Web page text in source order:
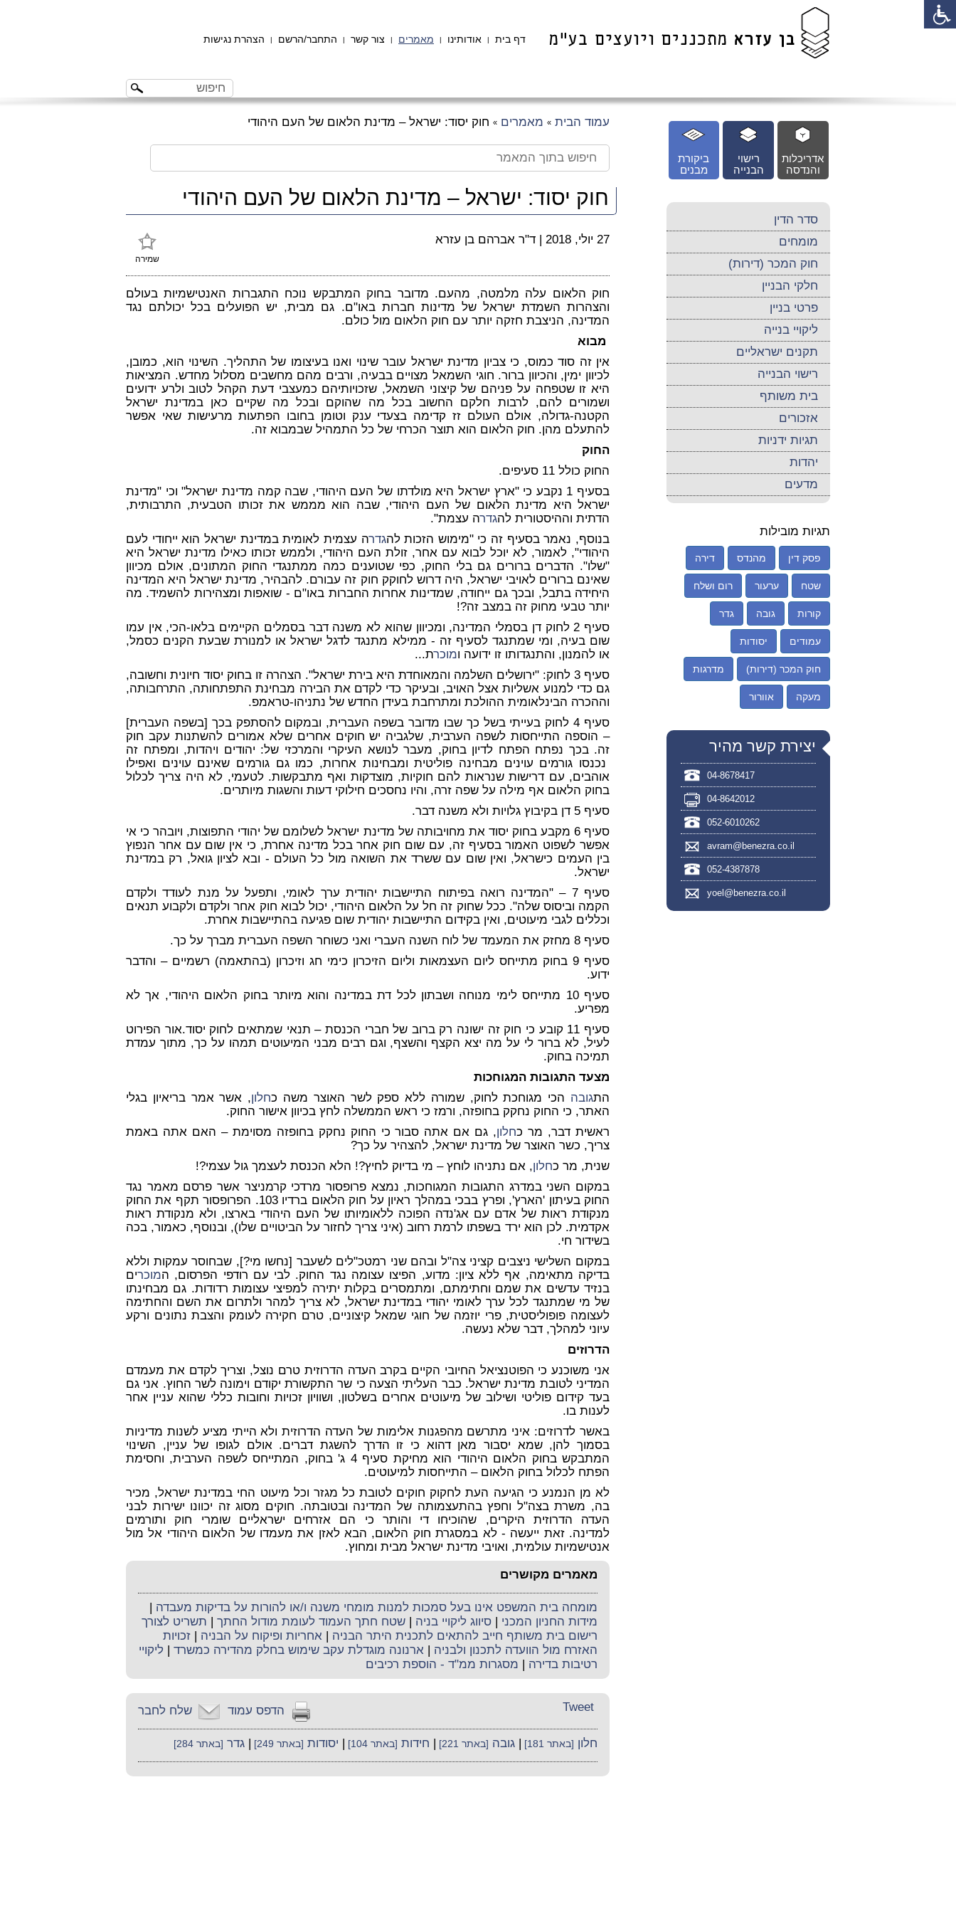
דף בית | אודותינו | מאמרים | צור קשר | התחבר/הרשם | הצהרת נגישות
עמוד הבית » מאמרים » חוק יסוד: ישראל – מדינת הלאום של העם היהודי
חוק יסוד: ישראל – מדינת הלאום של העם היהודי
שמירה
27 יולי, 2018 | ד"ר אברהם בן עזרא
חוק הלאום עלה מלמטה, מהעם. מדובר בחוק המתבקש נוכח התגברות האנטישמיות בעולם
והצהרות השמדת ישראל של מדינות חברות באו"ם. גם מבית, יש הפועלים בכל יכולתם נגד
המדינה, הניצבת חזקה יותר עם חוק הלאום מול כולם.
מבוא
אין זה סוד כמוס, כי צביון מדינת ישראל עובר שינוי ואנו בעיצומו של התהליך. השינוי הוא, כמובן,
לכיוון ימין, והכיוון ברור. חוגי השמאל מצויים בבעיה, ורבים מהם מחשבים מסלול מחדש. המציאות
היא זו שטפחה על פניהם של קיצוני השמאל, שזכויותיהם כמעצבי דעת הקהל לטוב ולרע ידועים
ושמורים להם, לרבות חלקם החשוב בכל מה שהוקם ובכל מה שקיים כאן במדינת ישראל
הקטנה-גדולה, אולם העולם זז קדימה בצעדי ענק וטומן בחובו הפתעות מרעישות שאי אפשר
להתעלם מהן. חוק הלאום הוא תוצר הכרחי של כל התמהיל שבמבוא זה.
החוק
החוק כולל 11 סעיפים.
בסעיף 1 נקבע כי "ארץ ישראל היא מולדתו של העם היהודי, שבה קמה מדינת ישראל" וכי "מדינת
ישראל היא מדינת הלאום של העם היהודי, שבה הוא מממש את זכותו הטבעית, התרבותית,
הדתית וההיסטורית להגדרה עצמת".
בנוסף, נאמר בסעיף זה כי "מימוש הזכות להגדרה עצמית לאומית במדינת ישראל הוא ייחודי לעם
היהודי", לאמור, לא יוכל לבוא עם אחר, זולת העם היהודי, ולממש זכותו כאילו מדינת ישראל היא
"שלו". הדברים ברורים גם בלי החוק, כפי שטוענים כמה ממתנגדי החוק המתונים, אולם מכיוון
שאינם ברורים לאויבי ישראל, היה דרוש לחוקק חוק זה עבורם. להבהיר, מדינת ישראל היא המדינה
היחידה בתבל, ובכך גם ייחודה, שמדינות אחרות החברות באו"ם - שואפות ומצהירות להשמיד. מה
יותר טבעי מחוק זה במצב זה?!
סעיף 2 לחוק דן בסמלי המדינה, ומכיוון שהוא לא משנה דבר בסמלים הקיימים בלאו-הכי, אין עמו
שום בעיה, ומי שמתנגד לסעיף זה - ממילא מתנגד לדגל ישראל או למנורת שבעת הקנים כסמל,
או להמנון, והתנגדותו זו ידועה ומוכרת...
סעיף 3 לחוק: "ירושלים השלמה והמאוחדת היא בירת ישראל". הצהרה זו בחוק יסוד חיונית וחשובה,
גם כדי למנוע אשליות אצל האויב, ובעיקר כדי לקדם את הבירה מבחינת התפתחותה, התרחבותה,
וההכרה הבינלאומית ההולכת ומתרחבת בעידן החדש של נתניהו-טראמפ.
סעיף 4 לחוק בעייתי בשל כך שבו מדובר בשפה העברית, ובמקום להסתפק בכך [בשפה העברית]
– הוספה התייחסות לשפה הערבית, שלגביה יש חוקים אחרים שלא אמורים להשתנות עקב חוק
זה. בכך נפתח הפתח לדיון בחוק, מעבר לנושא העיקרי והמרכזי של: יהודים ויהדות, ומפתח זה
נכנסו גורמים עוינים מבחינה פוליטית ומבחינות אחרות, כמו גם גורמים שאינם עוינים ואפילו
אוהבים, עם דרישות שנראות להם חוקיות, מוצדקות ואף מתבקשות.לטעמי, לא היה צריך לכלול
בחוק הלאום אף מילה על שפה זרה, והיו נחסכים חילוקי דעות והשגות מיותרים.
סעיף 5 דן בקיבוץ גלויות ולא משנה דבר.
סעיף 6 מקבע בחוק יסוד את מחויבותה של מדינת ישראל לשלומם של יהודי התפוצות, ויובהר כי אי
אפשר לשפוט האמור בסעיף זה, עם שום חוק אחר בכל מדינה אחרת, כי אין שום עם אחר הנפוץ
בין העמים כישראל, ואין שום עם ששרד את השואה מול כל העולם - ובא לציון גואל, רק במדינת
ישראל.
סעיף 7 – "המדינה רואה בפיתוח התיישבות יהודית ערך לאומי, ותפעל על מנת לעודד ולקדם
הקמה וביסוס שלה". ככל שחוק זה חל על הלאום היהודי, יכול לבוא חוק אחר ולקדם ולקבוע תנאים
וכללים לגבי מיעוטים, ואין בקידום התיישבות יהודית שום פגיעה בהתיישבות אחרת.
סעיף 8 מחזק את המעמד של לוח השנה העברי ואני כשוחר השפה העברית מברך על כך.
סעיף 9 בחוק מתייחס ליום העצמאות וליום הזיכרון כימי חג וזיכרון (בהתאמה) רשמיים – והדבר
ידוע.
סעיף 10 מתייחס לימי מנוחה ושבתון לכל דת במדינה והוא מיותר בחוק הלאום היהודי, אך לא
מפריע.
סעיף 11 קובע כי חוק זה ישונה רק ברוב של חברי הכנסת – תנאי שמתאים לחוק יסוד.
אור הפירוט
לעיל, לא ברור לי על מה יצא הקצף והשצף, וגם רבים מבני המיעוטים תמהו על כך, מתוך עמדת
תמיכה בחוק.
מצעד התגובות המגוחכות
התגובה הכי מגוחכת לחוק, שמורה ללא ספק לשר האוצר משה כחלון, אשר אמר בריאיון בגלי
האתר, כי החוק נחקק בחופזה, ורמז כי ראש הממשלה לחץ בכיוון אישור החוק.
ראשית דבר, מר כחלון, גם אם אתה סבור כי החוק נחקק בחופזה מסוימת – האם אתה באמת
צריך, כשר האוצר של מדינת ישראל, להצהיר על כך?
שנית, מר כחלון, אם נתניהו לוחץ – מי בדיוק לחיץ?! הלא הכנסת לעצמך גול עצמי?!
במקום השני במדרג התגובות המגוחכות, נמצא פרופסור מרדכי קרמניצר אשר פרסם מאמר נגד
החוק בעיתון 'הארץ', ופרץ בבכי במהלך ראיון על חוק הלאום ברדיו 103. הפרופסור תקף את החוק
מנקודת ראות של אדם עם אג'נדה הפוכה ללאומיותו של העם היהודי בארצו, ולא מנקודת ראות
אקדמית. לכן הוא ירד בשפתו לרמת רחוב (איני צריך לחזור על הביטויים שלו), ובנוסף, כאמור, בכה
בשידור חי.
במקום השלישי ניצבים קציני צה"ל ובהם שני רמטכ"לים לשעבר [נחשו מי?], שבחוסר עמקות וללא
בדיקה מתאימה, אף ללא ציון: מדוע, הפיצו עצומה נגד החוק. לבי עם רודפי הפרסום, המוכרים
בנזיד עדשים את שמם וחתימתם, ומתמסרים בקלות יתירה למפיצי עצומות רדודות. גם מבחינתו
של מי שמתנגד לכל ערך לאומי יהודי במדינת ישראל, לא צריך למהר ולתרום את השם והחתימה
לעצומה פופוליסטית, פרי יוזמה של חוגי שמאל קיצוניים, טרם חקירה לעומק והצבת נתונים ורקע
עיוני למהלך, דבר שלא נעשה.
הדרוזים
אני משוכנע כי הפוטנציאל החיובי הקיים בקרב העדה הדרוזית טרם נוצל, וצריך לקדם את מעמדם
המדיני לטובת מדינת ישראל. כבר העליתי הצעה כי שר התקשורת יקודם וימונה לשר החוץ. אני גם
בעד קידום פוליטי ושילוב של מיעוטים אחרים בשלטון, ושוויון זכויות וחובות כללי שהוא עניין אחר
לענות בו.
באשר לדרוזים: איני מתרשם מהפגנות אלימות של העדה הדרוזית ולא הייתי מציע לשנות מדיניות
בסמוך להן, שמא יסבור מאן דהוא כי זו הדרך להשגת דברים. אולם לגופו של עניין, השינוי
המתבקש בחוק הלאום היהודי הוא מחיקת סעיף 4 ג' בחוק, המתייחס לשפה הערבית, וחסימת
הפתח לכלול בחוק הלאום – התייחסות למיעוטים.
לא מן הנמנע כי הגיעה העת לחקוק חוקים לטובת כל מגזר וכל מיעוט החי במדינת ישראל, מכיר
בה, משרת בצה"ל וחפץ בהתעצמותה של המדינה ובטובתה. חוקים מסוג זה יכוונו ישירות לבני
העדה הדרוזית היקרים, שהוכיחו די והותר כי הם אזרחים ישראליים שומרי חוק ותורמים
למדינה.זאת ייעשה - לא במסגרת חוק הלאום, הבא לאזן את מעמדו של הלאום היהודי אל מול
אנטישמיות עולמית, ואויבי מדינת ישראל מבית ומחוץ.
מאמרים מקושרים
מומחה בית המשפט אינו בעל סמכות למנות מומחי משנה ו/או להורות על בדיקות מעבדה |
מידות החניון המכני | סיווג ליקויי בניה | שטח חתך העמוד לעומת מודול החתך | תשריט לצורך
רישום בית משותף חייב להתאים לתכנית היתר הבניה | אחריות ופיקוח על הבניה | זכויות
האזרח מול הוועדה לתכנון ולבניה | ארנונה מוגדלת עקב שימוש בחלק מהדירה כמשרד | ליקויי
רטיבות בדירה | מסגרות ממ"ד - הוספת רכיבים
שלח לחבר הדפס עמוד Tweet
חלון [באתר 181] | גובה [באתר 221] | חידות [באתר 104] | יסודות [באתר 249] | גדר [באתר 284]
ביקורת
מבנים
רישוי
הבנייה
אדריכלות
והנדסה
סדר הדין
מומחים
חוק המכר (דירות)
חלקי הבניין
פרטי בניין
ליקויי בנייה
תקנים ישראליים
רישוי הבנייה
בית משותף
אזכורים
תגיות ידניות
יהדות
מדעים
תגיות מובילות
פסק דין מהנדס דירה
שטח ערעור רום ושלח
קורות גובה גדר
עמודים יסודות
חוק המכר (דירות) מדרגות
מעקה אוורור
יצירת קשר מהיר
04-8678417
04-8642012
052-6010262
avram@benezra.co.il
052-4387878
yoel@benezra.co.il